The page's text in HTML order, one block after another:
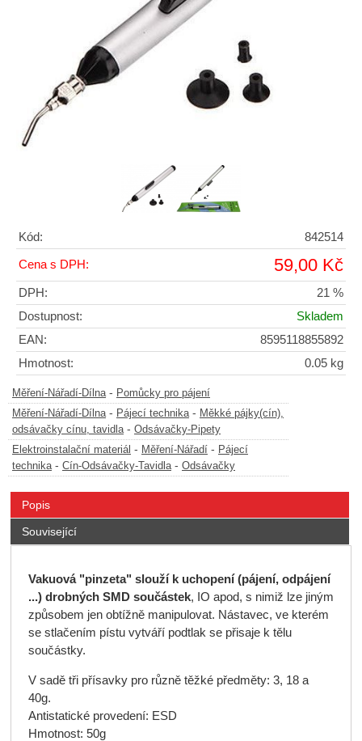
Kód: 842514
Cena s DPH: 59,00 Kč
DPH:
21 %
Dostupnost:
Skladem
EAN:
8595118855892
Hmotnost:
0.05 kg
Měření-Nářadí-Dílna- Pomůcky pro pájení
Měření-Nářadí-Dílna- Pájecí technika- Měkké pájky(cín),
odsávačky cínu, tavidla- Odsávačky-Pipety
Elektroinstalační materiál - Měření-Nářadí - Pájecí
technika- Cín-Odsávačky-Tavidla- Odsávačky
Popis
Související
Vakuová "pinzeta" slouží k uchopení (pájení, odpájení
...) drobných SMD součástek, IO apod, s nimiž lze jiným
způsobem jen obtížně manipulovat. Nástavec, ve kterém
se stlačením pístu vytváří podtlak se přisaje k tělu
součástky.
V sadě tři přísavky pro různě těžké předměty: 3, 18 a
40g.
Antistatické provedení: ESD
Hmotnost: 50g